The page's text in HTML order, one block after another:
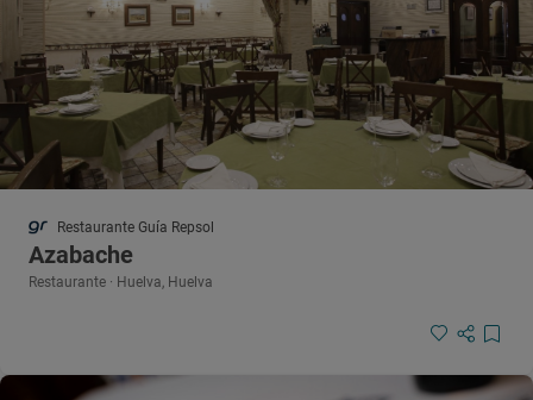
Restaurante Guía Repsol
Azabache
Restaurante · Huelva, Huelva